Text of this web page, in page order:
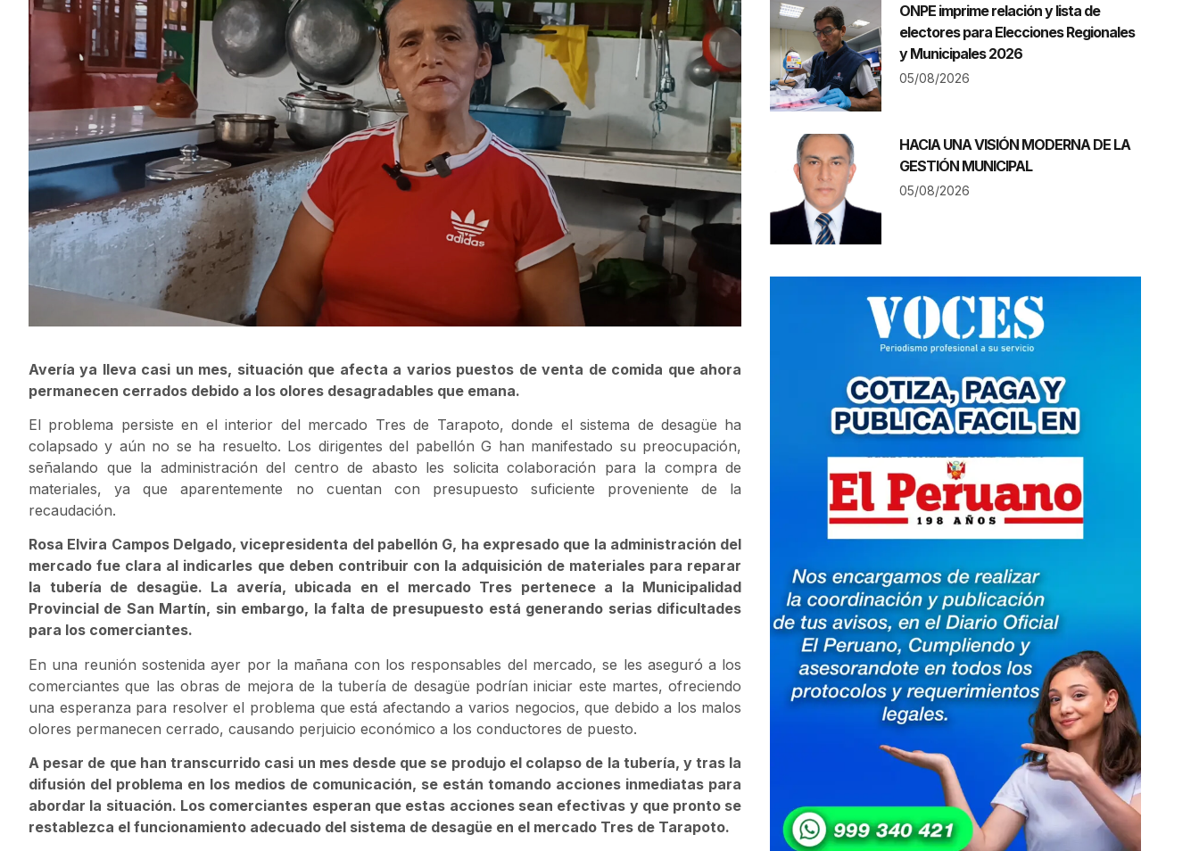
Avería ya lleva casi un mes, situación que afecta a varios puestos de venta de comida que ahora
permanecen cerrados debido a los olores desagradables que emana.
El problema persiste en el interior del mercado Tres de Tarapoto, donde el sistema de desagüe ha
colapsado y aún no se ha resuelto. Los dirigentes del pabellón G han manifestado su preocupación,
señalando que la administración del centro de abasto les solicita colaboración para la compra de
materiales, ya que aparentemente no cuentan con presupuesto suficiente proveniente de la
recaudación.
Rosa Elvira Campos Delgado, vicepresidenta del pabellón G, ha expresado que la administración del
mercado fue clara al indicarles que deben contribuir con la adquisición de materiales para reparar
la tubería de desagüe. La avería, ubicada en el mercado Tres pertenece a la Municipalidad
Provincial de San Martín, sin embargo, la falta de presupuesto está generando serias dificultades
para los comerciantes.
En una reunión sostenida ayer por la mañana con los responsables del mercado, se les aseguró a los
comerciantes que las obras de mejora de la tubería de desagüe podrían iniciar este martes, ofreciendo
una esperanza para resolver el problema que está afectando a varios negocios, que debido a los malos
olores permanecen cerrado, causando perjuicio económico a los conductores de puesto.
A pesar de que han transcurrido casi un mes desde que se produjo el colapso de la tubería, y tras la
difusión del problema en los medios de comunicación, se están tomando acciones inmediatas para
abordar la situación. Los comerciantes esperan que estas acciones sean efectivas y que pronto se
restablezca el funcionamiento adecuado del sistema de desagüe en el mercado Tres de Tarapoto.
ONPE imprime relación y lista de
electores para Elecciones Regionales
y Municipales 2026
05/08/2026
HACIA UNA VISIÓN MODERNA DE LA
GESTIÓN MUNICIPAL
05/08/2026